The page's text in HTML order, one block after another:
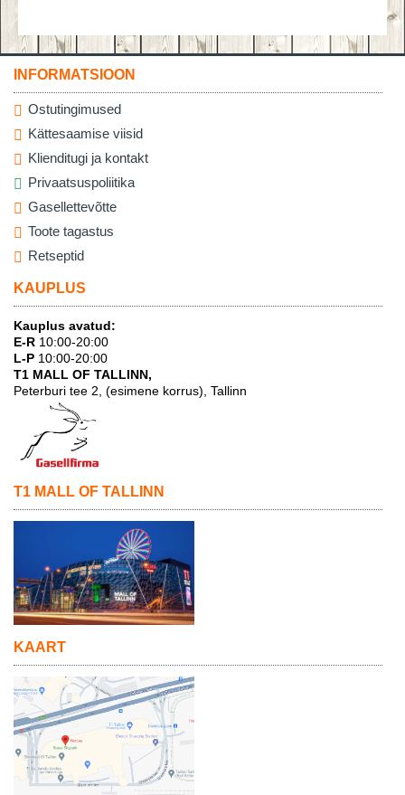
INFORMATSIOON
Ostutingimused
Kättesaamise viisid
Klienditugi ja kontakt
Privaatsuspoliitika
Gasellettevõtte
Toote tagastus
Retseptid
KAUPLUS
Kauplus avatud:
E-R 10:00-20:00
L-P 10:00-20:00
T1 MALL OF TALLINN,
Peterburi tee 2, (esimene korrus), Tallinn
T1 MALL OF TALLINN
KAART